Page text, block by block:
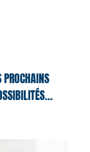
PROCHAINS